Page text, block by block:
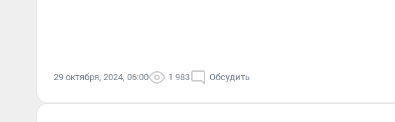
29 октября, 2024, 06:00 1 983 Обсудить